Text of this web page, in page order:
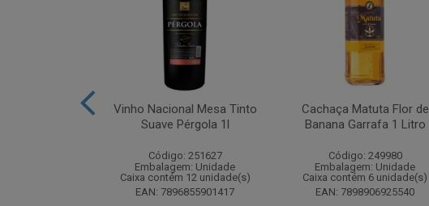
Vinho Nacional Mesa Tinto
Suave Pérgola 1l
Código: 251627
Embalagem: Unidade
Caixa contém 12 unidade(s)
EAN: 7896855901417
Cachaça Matuta Flor de
Banana Garrafa 1 Litro
Código: 249980
Embalagem: Unidade
Caixa contém 6 unidade(s)
EAN: 7898906925540